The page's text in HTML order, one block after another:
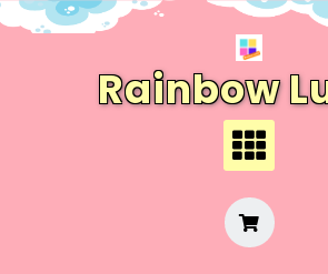
Skip
Rainbow